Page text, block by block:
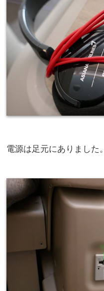
電源は足元にありました。